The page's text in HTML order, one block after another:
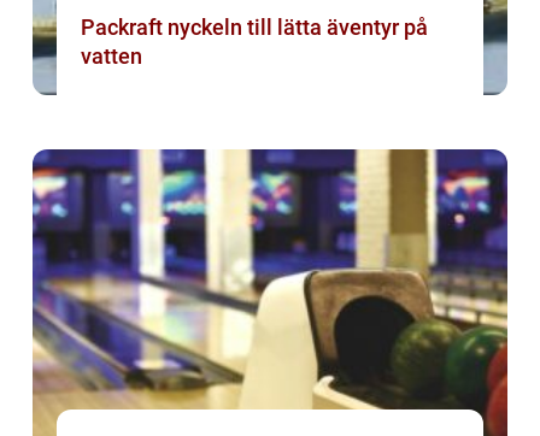
Packraft nyckeln till lätta äventyr på
vatten